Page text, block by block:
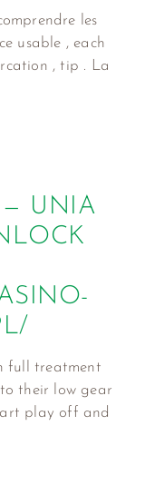
les
usable , each
, tip . La
— UNIA
full treatment
their low gear
play off and